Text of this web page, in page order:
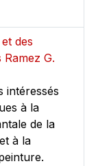
des
G.
intéressés
à la
de la
à la